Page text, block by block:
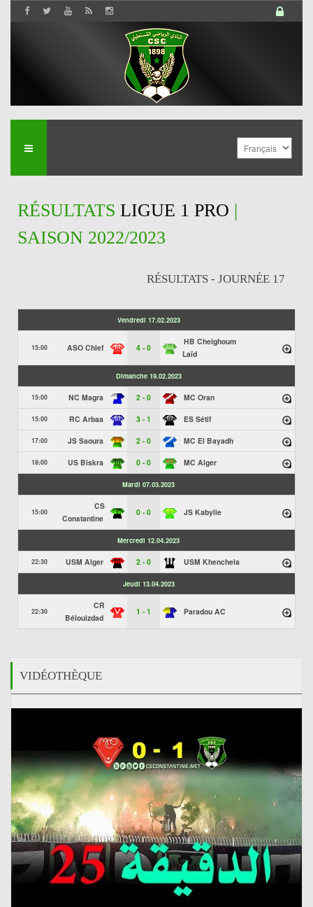
RÉSULTATS LIGUE 1 PRO |
SAISON 2022/2023
RÉSULTATS - JOURNÉE 17
Vendredi 17.02.2023
15:00 ASO Chlef 4 - 0
HB Chelghoum
Laïd
Dimanche 19.02.2023
15:00 NC Magra 2 - 0 MC Oran
15:00 RC Arbaa 3 - 1 ES Sétif
17:00 JS Saoura 2 - 0 MC El Bayadh
18:00 US Biskra 0 - 0 MC Alger
Mardi 07.03.2023
15:00
CS
Constantine
0 - 0 JS Kabylie
Mercredi 12.04.2023
22:30 USM Alger 2 - 0 USM Khenchela
Jeudi 13.04.2023
22:30
CR
Bélouizdad
1 - 1 Paradou AC
VIDÉOTHÈQUE